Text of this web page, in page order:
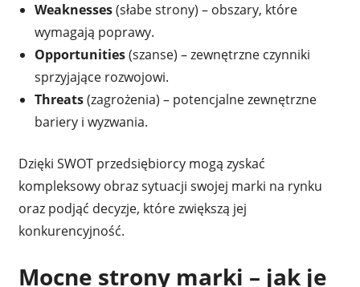
Weaknesses(słabe strony) – obszary, które
wymagają poprawy.
Opportunities(szanse) – zewnętrzne czynniki
sprzyjające rozwojowi.
Threats(zagrożenia) – potencjalne zewnętrzne
bariery i wyzwania.
Dzięki SWOT przedsiębiorcy mogą zyskać
kompleksowy obraz sytuacji swojej marki na rynku
oraz podjąć decyzje, które zwiększą jej
konkurencyjność.
Mocne strony marki – jak je